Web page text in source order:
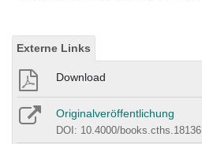
Externe Links
Download
Originalveröffentlichung
DOI: 10.4000/books.cths.18136